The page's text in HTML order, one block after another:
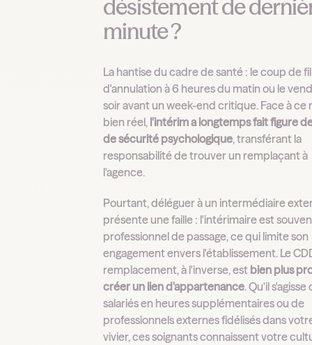
désistement de
minute ?
La hantise du cadre de santé : le coup de fil
d'annulation à 6 heures du matin ou le
soir avant un week-end critique. Face à ce
bien réel, l'intérim a longtemps fait figure
de sécurité psychologique, transférant la
responsabilité de trouver un remplaçant à
l'agence.
Pourtant, déléguer à un intermédiaire
présente une faille : l'intérimaire est
professionnel de passage, ce qui limite son
engagement envers l'établissement. Le
remplacement, à l'inverse, est bien plus
créer un lien d'appartenance. Qu'il s'agisse
salariés en heures supplémentaires ou de
professionnels externes fidélisés dans
vivier, ces soignants connaissent votre